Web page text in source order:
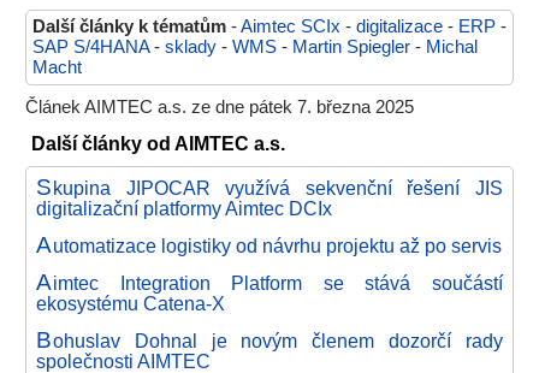
Další články k tématům -Aimtec SCIx - digitalizace - ERP -
SAP S/4HANA- sklady - WMS - Martin Spiegler - Michal
Macht
Článek AIMTEC a.s. ze dne pátek 7. března 2025
Další články od AIMTEC a.s.
Skupina JIPOCAR využívá sekvenční řešení JIS
digitalizační platformy Aimtec DCIx
Automatizace logistiky od návrhu projektu až po servis
Aimtec Integration Platform se stává součástí
ekosystému Catena-X
Bohuslav Dohnal je novým členem dozorčí rady
společnosti AIMTEC